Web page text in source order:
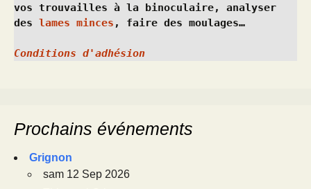
vos trouvailles à la binoculaire, analyser
des lames minces , faire des moulages…
Conditions d'adhésion
Prochains événements
Grignon
sam 12 Sep 2026